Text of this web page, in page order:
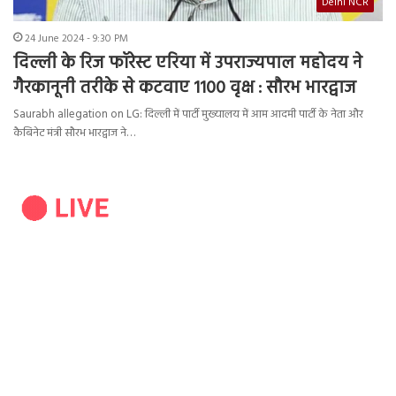
24 June 2024 - 9:30 PM
दिल्ली के रिज फॉरेस्ट एरिया में उपराज्यपाल महोदय ने
गैरकानूनी तरीके से कटवाए 1100 वृक्ष : सौरभ भारद्वाज
Saurabh allegation on LG: दिल्ली में पार्टी मुख्यालय में आम आदमी पार्टी के नेता और
कैबिनेट मंत्री सौरभ भारद्वाज ने…